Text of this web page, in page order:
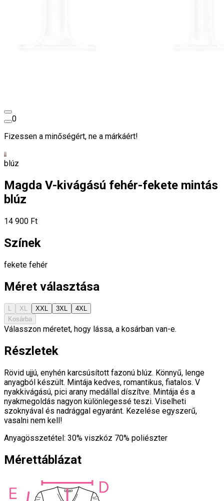
0
Fizessen a minőségért, ne a márkáért!
blúz
Magda V-kivágású fehér-fekete mintás
blúz
14 900 Ft
Színek
fekete fehér
Méret választása
L XL XXL 3XL
4XL
Kosárba
Válasszon méretet, hogy lássa, a kosárban van-e.
Részletek
Rövid ujjú, enyhén karcsúsított fazonú blúz. Könnyű, lenge
anyagból készült. Mintája kedves, romantikus, fiatalos. V
nyakkivágású, pici arany medállal díszítve. Mintája és a
nyakmegoldás nagyon különlegessé teszi. Viselheti
szoknyával és nadrággal egyaránt. Kezelése egyszerű,
vasalni nem kell!
Anyagösszetétel: 30% viszkóz 70% poliészter
Mérettáblázat